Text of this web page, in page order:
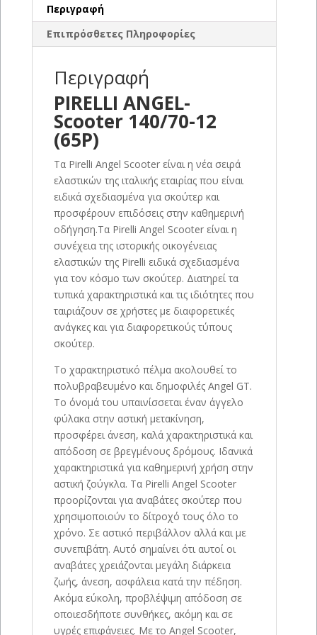
Περιγραφή
Επιπρόσθετες Πληροφορίες
Περιγραφή
PIRELLI ANGEL-
Scooter 140/70-12
(65P)
Τα Pirelli Angel Scooter είναι η νέα σειρά
ελαστικών της ιταλικής εταιρίας που είναι
ειδικά σχεδιασμένα για σκούτερ και
προσφέρουν επιδόσεις στην καθημερινή
οδήγηση.Τα Pirelli Angel Scooter είναι η
συνέχεια της ιστορικής οικογένειας
ελαστικών της Pirelli ειδικά σχεδιασμένα
για τον κόσμο των σκούτερ. Διατηρεί τα
τυπικά χαρακτηριστικά και τις ιδιότητες που
ταιριάζουν σε χρήστες με διαφορετικές
ανάγκες και για διαφορετικούς τύπους
σκούτερ.
Το χαρακτηριστικό πέλμα ακολουθεί το
πολυβραβευμένο και δημοφιλές Angel GT.
Το όνομά του υπαινίσσεται έναν άγγελο
φύλακα στην αστική μετακίνηση,
προσφέρει άνεση, καλά χαρακτηριστικά και
απόδοση σε βρεγμένους δρόμους. Ιδανικά
χαρακτηριστικά για καθημερινή χρήση στην
αστική ζούγκλα. Τα Pirelli Angel Scooter
προορίζονται για αναβάτες σκούτερ που
χρησιμοποιούν το δίτροχό τους όλο το
χρόνο. Σε αστικό περιβάλλον αλλά και με
συνεπιβάτη. Αυτό σημαίνει ότι αυτοί οι
αναβάτες χρειάζονται μεγάλη διάρκεια
ζωής, άνεση, ασφάλεια κατά την πέδηση.
Ακόμα εύκολη, προβλέψιμη απόδοση σε
οποιεσδήποτε συνθήκες, ακόμη και σε
υγρές επιφάνειες. Με το Angel Scooter,